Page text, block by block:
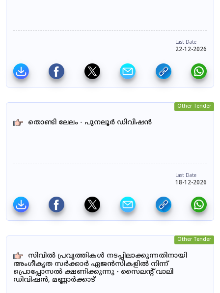
Last Date
22-12-2026
Other Tender
തൊണ്ടി ലേലം - പുനലൂർ ഡിവിഷൻ
Last Date
18-12-2026
Other Tender
സിവിൽ പ്രവൃത്തികൾ നടപ്പിലാക്കുന്നതിനായി
അംഗീകൃത സർക്കാർ ഏജൻസികളിൽ നിന്ന്
പ്രൊപ്പോസൽ ക്ഷണിക്കുന്നു - സൈലന്റ് വാലി
ഡിവിഷൻ, മണ്ണാർക്കാട്